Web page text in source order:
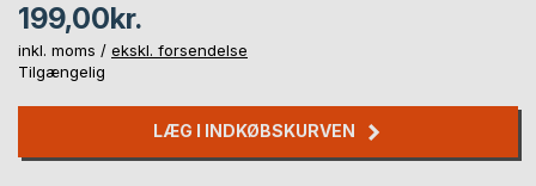
199,00kr.
inkl. moms / ekskl. forsendelse
Tilgængelig
LÆG I INDKØBSKURVEN